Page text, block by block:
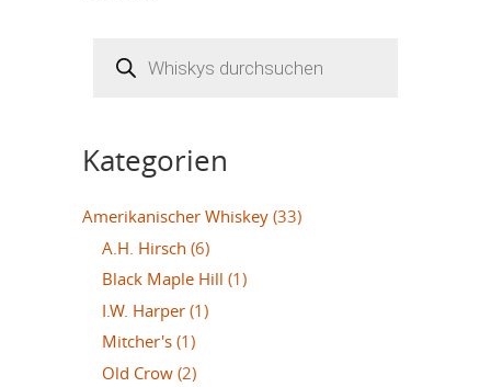
search
Kategorien
Amerikanischer Whiskey (33)
A.H. Hirsch (6)
Black Maple Hill (1)
I.W. Harper (1)
Mitcher's (1)
Old Crow (2)